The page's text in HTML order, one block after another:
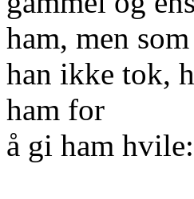
ham, men som
han ikke tok,
ham for
å gi ham hvile: